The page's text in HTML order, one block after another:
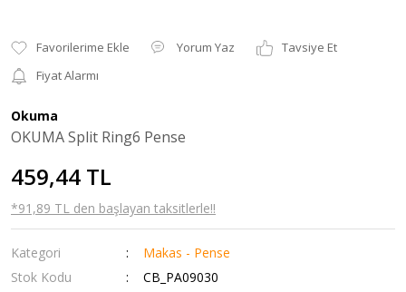
Yorum Yaz
Tavsiye Et
Fiyat Alarmı
Okuma
OKUMA Split Ring6 Pense
459,44 TL
*91,89 TL den başlayan taksitlerle!!
Kategori
Makas - Pense
Stok Kodu
CB_PA09030